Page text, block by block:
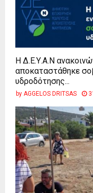
Η Δ.Ε.Υ.Α.Ν
αποκαταστάθηκε
υδροδότησης...
by AGGELOS DRITSAS